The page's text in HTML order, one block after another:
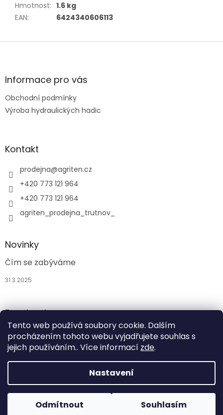
Tento web používá soubory cookie. Dalším
procházením tohoto webu vyjadřujete souhlas s
jejich používáním.. Více informací zde.
Nastavení
Odmítnout Souhlasím
Hmotnost: 1.6 kg
EAN: 6424340606113
Z
aInformace pro vás
Obchodní podmínky
Výroba hydraulických hadic
Kontakt
prodejna@agriten.cz
+420 773 121 964
+420 773 121 964
agriten_prodejna_trutnov_
Novinky
Čím se zabýváme
31.3.2025
Facebook
Vytvořil Shoptet
Copyright 2026Agriten . Všechna práva vyhrazena.